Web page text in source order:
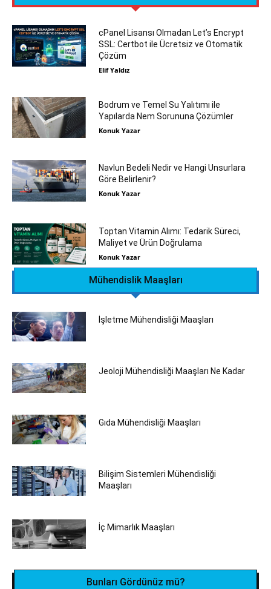
cPanel Lisansı Olmadan Let’s Encrypt
SSL: Certbot ile Ücretsiz ve Otomatik
Çözüm
Elif Yaldız
Bodrum ve Temel Su Yalıtımı ile
Yapılarda Nem Sorununa Çözümler
Konuk Yazar
Navlun Bedeli Nedir ve Hangi Unsurlara
Göre Belirlenir?
Konuk Yazar
Toptan Vitamin Alımı: Tedarik Süreci,
Maliyet ve Ürün Doğrulama
Konuk Yazar
Mühendislik Maaşları
İşletme Mühendisliği Maaşları
Jeoloji Mühendisliği Maaşları Ne Kadar
Gıda Mühendisliği Maaşları
Bilişim Sistemleri Mühendisliği
Maaşları
İç Mimarlık Maaşları
Bunları Gördünüz mü?